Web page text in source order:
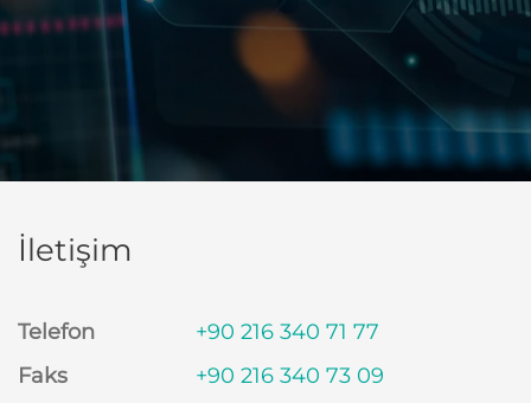
İletişim
Telefon
+90 216 340 71 77
Faks
+90 216 340 73 09